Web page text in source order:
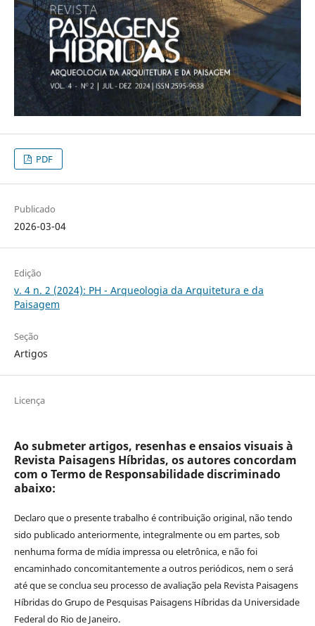
PDF
Publicado
2026-03-04
Edição
v. 4 n. 2 (2024): PH - Arqueologia da Arquitetura e da
Paisagem
Seção
Artigos
Licença
Ao submeter artigos, resenhas e ensaios visuais à
Revista Paisagens Híbridas, os autores concordam
com o Termo de Responsabilidade discriminado
abaixo:
Declaro que o presente trabalho é contribuição original, não tendo
sido publicado anteriormente, integralmente ou em partes, sob
nenhuma forma de mídia impressa ou eletrônica, e não foi
encaminhado concomitantemente a outros periódicos, nem o será
até que se conclua seu processo de avaliação pela Revista Paisagens
Híbridas do Grupo de Pesquisas Paisagens Híbridas da Universidade
Federal do Rio de Janeiro.